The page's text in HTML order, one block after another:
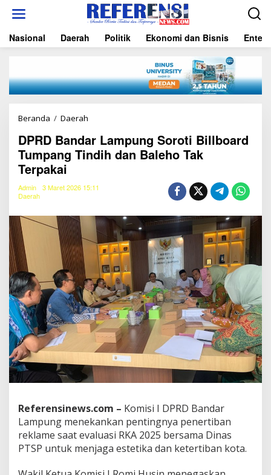
t
Nasional Daerah Politik Ekonomi dan Bisnis
Beranda / Daerah
R
D
B
n
r
a
n
g
S
o
r
o
B
i
b
o
a
r
DPRD Bandar Lampung Soroti Billboard
Tumpang Tindih dan Baleho Tak
Terpakai
Admin
3 Maret 2026 15:11
Daerah
Referensinews.com – Komisi I DPRD Bandar
Lampung menekankan pentingnya penertiban
reklame saat evaluasi RKA 2025 bersama Dinas
PTSP untuk menjaga estetika dan ketertiban kota.